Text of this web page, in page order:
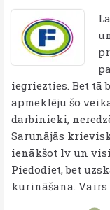
iegriezties. Bet tā
apmeklēju šo
darbinieki,
Sarunājās
ienākšot lv un
Piedodiet, bet
kurināšana. Vairs